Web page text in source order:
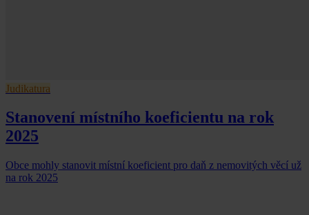
Judikatura
Stanovení místního koeficientu na rok
2025
Obce mohly stanovit místní koeficient pro daň z nemovitých věcí už
na rok 2025